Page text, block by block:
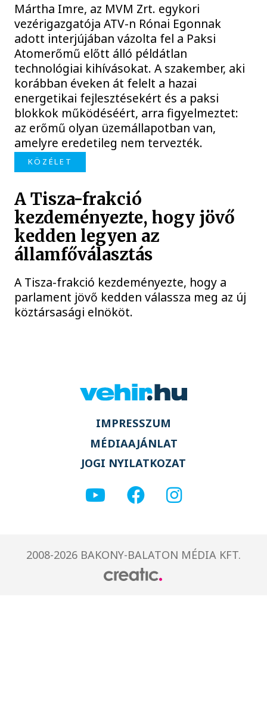
Mártha Imre, az MVM Zrt. egykori
vezérigazgatója ATV-n Rónai Egonnak
adott interjújában vázolta fel a Paksi
Atomerőmű előtt álló példátlan
technológiai kihívásokat. A szakember, aki
korábban éveken át felelt a hazai
energetikai fejlesztésekért és a paksi
blokkok működéséért, arra figyelmeztet:
az erőmű olyan üzemállapotban van,
amelyre eredetileg nem tervezték.
KÖZÉLET
A Tisza-frakció
kezdeményezte, hogy jövő
kedden legyen az
államfőválasztás
A Tisza-frakció kezdeményezte, hogy a
parlament jövő kedden válassza meg az új
köztársasági elnököt.
IMPRESSZUM
MÉDIAAJÁNLAT
JOGI NYILATKOZAT
2008-2026 BAKONY-BALATON MÉDIA KFT.